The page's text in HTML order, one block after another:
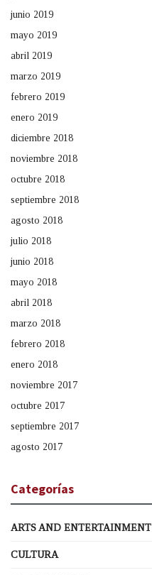
junio 2019
mayo 2019
abril 2019
marzo 2019
febrero 2019
enero 2019
diciembre 2018
noviembre 2018
octubre 2018
septiembre 2018
agosto 2018
julio 2018
junio 2018
mayo 2018
abril 2018
marzo 2018
febrero 2018
enero 2018
noviembre 2017
octubre 2017
septiembre 2017
agosto 2017
Categorías
ARTS AND ENTERTAINMENT
CULTURA